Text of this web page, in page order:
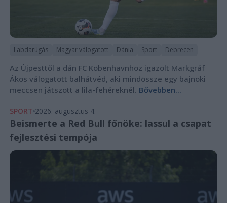
Labdarúgás Magyar válogatott Dánia Sport Debrecen
Az Újpesttől a dán FC Köbenhavnhoz igazolt Markgráf
Ákos válogatott balhátvéd, aki mindössze egy bajnoki
meccsen játszott a lila-fehéreknél. Bővebben...
SPORT 2026. augusztus 4.
Beismerte a Red Bull főnöke: lassul a csapat
fejlesztési tempója